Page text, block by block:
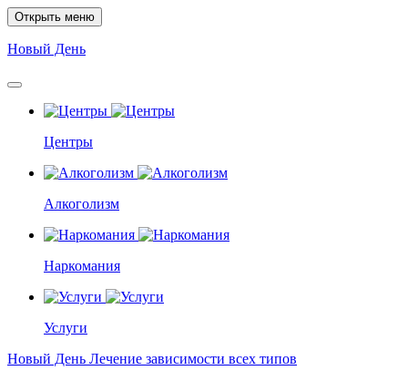
Открыть меню
Новый День
Центры
Алкоголизм
Наркомания
Услуги
Новый День Лечение зависимости всех типов